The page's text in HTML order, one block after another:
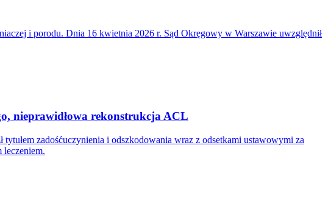
i porodu. Dnia 16 kwietnia 2026 r. Sąd Okręgowy w Warszawie uwzględnił
nieprawidłowa rekonstrukcja ACL
zadośćuczynienia i odszkodowania wraz z odsetkami ustawowymi za
leczeniem.